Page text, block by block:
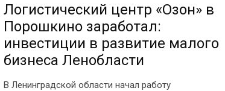
Логистический центр «Озон» в
Порошкино заработал:
инвестиции в развитие малого
бизнеса Ленобласти
В Ленинградской области начал работу